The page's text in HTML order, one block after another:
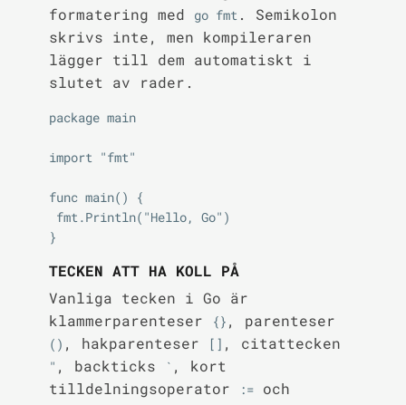
formatering med
go fmt . Semikolon
skrivs inte, men kompileraren
lägger till dem automatiskt i
slutet av rader.
package main
import "fmt"
func main() {
TECKEN ATT HA KOLL PÅ
Vanliga tecken i Go är
klammerparenteser
{} , parenteser
() , hakparenteser [] , citattecken
" , backticks ` , kort
tilldelningsoperator
:=och